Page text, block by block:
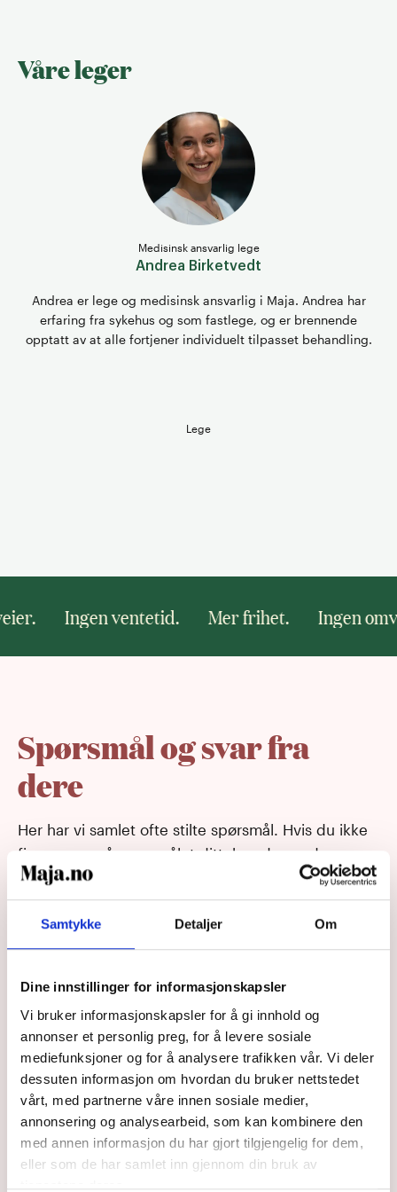
Samtykke Detaljer Om
Dine innstillinger for informasjonskapsler
Vi bruker informasjonskapsler for å gi innhold og
annonser et personlig preg, for å levere sosiale
mediefunksjoner og for å analysere trafikken vår. Vi deler
dessuten informasjon om hvordan du bruker nettstedet
vårt, med partnerne våre innen sosiale medier,
annonsering og analysearbeid, som kan kombinere den
med annen informasjon du har gjort tilgjengelig for dem,
eller som de har samlet inn gjennom din bruk av
tjenestene deres.
Våre leger
Medisinsk ansvarlig lege
Andrea Birketvedt
Andrea er lege og medisinsk ansvarlig i Maja. Andrea har
erfaring fra sykehus og som fastlege, og er brennende
opptatt av at alle fortjener individuelt tilpasset behandling.
Lege
Ingen ventetid. Mer frihet. Ingen omveier.
Spørsmål og svar fra
dere
Her har vi samlet ofte stilte spørsmål. Hvis du ikke
finner svar på spørsmålet ditt, kan du sende oss en
mail påhei@maja.no
. Husk bare å ikke sende
sensitive opplysninger på e-post.
Er det å bruke Maja det samme som å
oppsøke lege?
Hvor lang tid tar det før jeg sender inn
konsultasjon til jeg får svar?
Er det sikkert at jeg får resept på medisin?